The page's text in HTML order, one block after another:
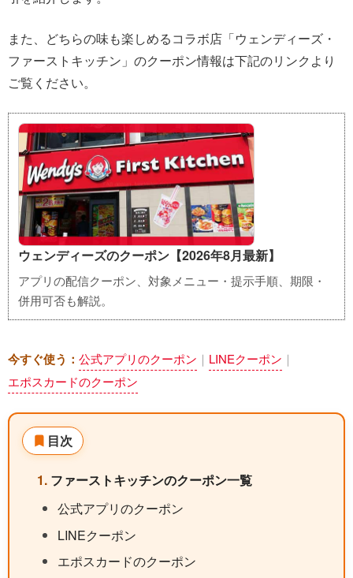
また、どちらの味も楽しめるコラボ店「ウェンディーズ・
ファーストキッチン」のクーポン情報は下記のリンクより
ご覧ください。
ウェンディーズのクーポン【2026年8月最新】
アプリの配信クーポン、対象メニュー・提示手順、期限・
併用可否も解説。
今すぐ使う： 公式アプリのクーポン ｜ LINEクーポン ｜
エポスカードのクーポン
目次
ファーストキッチンのクーポン一覧
公式アプリのクーポン
LINEクーポン
エポスカードのクーポン